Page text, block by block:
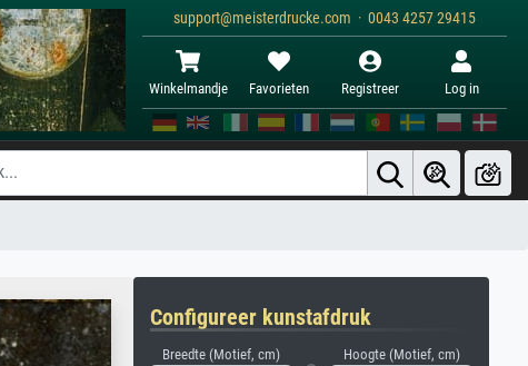
support@meisterdrucke.com · 0043 4257 29415
Winkelmandje Favorieten Registreer Log in
Configureer kunstafdruk
Breedte (Motief, cm) Hoogte (Motief, cm)